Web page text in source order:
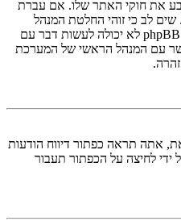
את חוקי האתר שלו. אם עברת
לב כי זוהי החלטת המנהל
הראשי של המערכת, וקבוצת phpBB לא יכולה לעשות דבר עם
עם המנהל הראשי של המערכת
אתה תראה כפתור דיווח הודעות
ידי לחיצה על הכפתור תעבור